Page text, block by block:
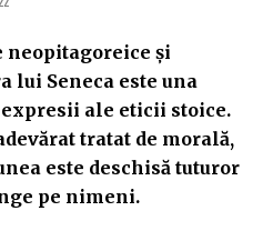
și
lui Seneca este una
ale eticii stoice.
tratat de morală,
este deschisă tuturor
pe nimeni.